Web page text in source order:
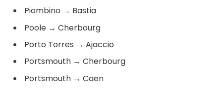
Piombino → Bastia
Poole → Cherbourg
Porto Torres → Ajaccio
Portsmouth → Cherbourg
Portsmouth → Caen